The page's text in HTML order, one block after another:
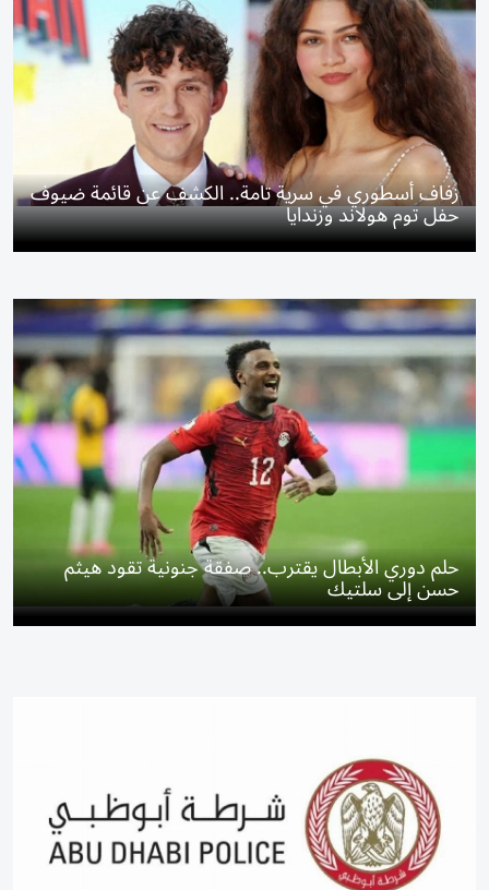
زفاف أسطوري في سرية تامة.. الكشف عن قائمة ضيوف
حفل توم هولاند وزندايا
حلم دوري الأبطال يقترب.. صفقة جنونية تقود هيثم
حسن إلى سلتيك